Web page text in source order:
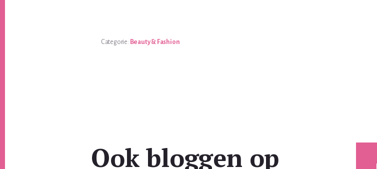
Categorie: Beauty & Fashion
Ook bloggen op